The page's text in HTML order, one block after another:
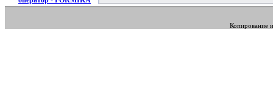
Копирование